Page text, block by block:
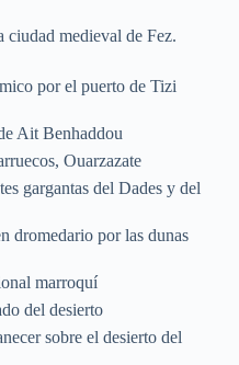
medieval de Fez.
por el puerto de Tizi
Ait Benhaddou
Ouarzazate
gargantas del Dades y del
dromedario por las dunas
marroquí
del desierto
sobre el desierto del